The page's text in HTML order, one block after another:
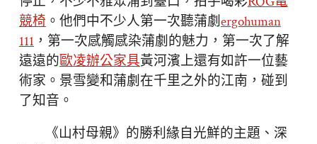
競椅 。他們中不少人第一次聽蒲劇ergohuman
111 ，第一次感觸感染蒲劇的魅力，第一次了解
遠遠的歐凌辦公家具黃河濱上還有如許一位藝
術家。景雪變和蒲劇在千里之外的江南，碰到
了知音。
《山村母親》的勝利緣自光鮮的主題、深